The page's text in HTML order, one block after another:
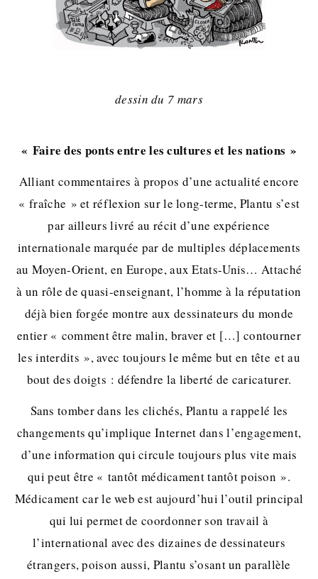
dessin du 7 mars
« Faire des ponts entre les cultures et les nations »
Alliant commentaires à propos d’une actualité encore
« fraîche » et réflexion sur le long-terme, Plantu s’est
par ailleurs livré au récit d’une expérience
internationale marquée par de multiples déplacements
au Moyen-Orient, en Europe, aux Etats-Unis… Attaché
à un rôle de quasi-enseignant, l’homme à la réputation
déjà bien forgée montre aux dessinateurs du monde
entier « comment être malin, braver et […] contourner
les interdits », avec toujours le même but en tête et au
bout des doigts : défendre la liberté de caricaturer.
Sans tomber dans les clichés, Plantu a rappelé les
changements qu’implique Internet dans l’engagement,
d’une information qui circule toujours plus vite mais
qui peut être « tantôt médicament tantôt poison ».
Médicament car le web est aujourd’hui l’outil principal
qui lui permet de coordonner son travail à
l’international avec des dizaines de dessinateurs
étrangers, poison aussi, Plantu s’osant un parallèle